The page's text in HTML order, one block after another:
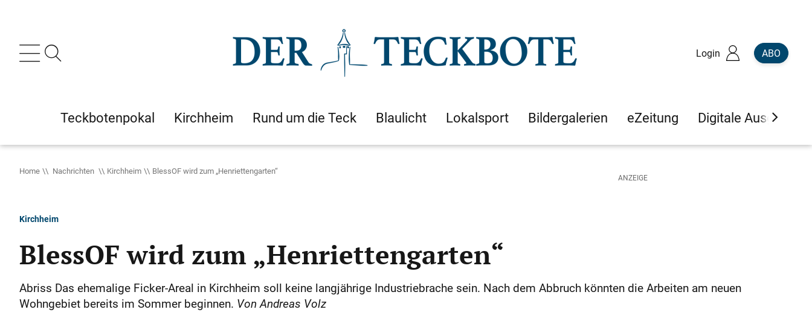
Login ABO
Teckbotenpokal Kirchheim Rund um die Teck Blaulicht Lokalsport Bildergalerien eZeitung Digitale Ausgaben
Home Nachrichten Kirchheim BlessOF wird zum „Henriettengarten“
Kirchheim
BlessOF wird zum „Henriettengarten“
Abriss Das ehemalige Ficker-Areal in Kirchheim soll keine langjährige Industriebrache sein. Nach dem Abbruch könnten die Arbeiten am neuen
Wohngebiet bereits im Sommer beginnen. Von Andreas Volz